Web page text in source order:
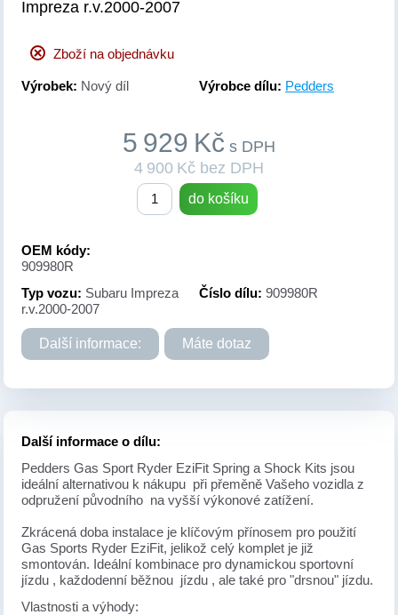
Zboží na objednávku
Impreza r.v.2000-2007
Výrobek: Nový díl Výrobce dílu: Pedders
5 929 Kč s DPH
4 900 Kč bez DPH
do košíku
OEM kódy:
909980R
Typ vozu: Subaru Impreza
r.v.2000-2007
Číslo dílu: 909980R
Další informace: Máte dotaz
Další informace o dílu:
Pedders Gas Sport Ryder EziFit Spring a Shock Kits jsou
ideální alternativou k nákupu při přeměně Vašeho vozidla z
odpružení původního na vyšší výkonové zatížení.
Zkrácená doba instalace je klíčovým přínosem pro použití
Gas Sports Ryder EziFit, jelikož celý komplet je již
smontován. Ideální kombinace pro dynamickou sportovní
jízdu , každodenní běžnou jízdu , ale také pro "drsnou" jízdu.
Vlastnosti a výhody: